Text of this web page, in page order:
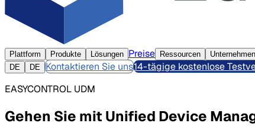
Plattform Produkte Lösungen Preise Ressourcen
Unternehmen
DE
DE Kontaktieren Sie uns14-tägige kostenlose
EASYCONTROL UDM
Gehen Sie mit Unified Device